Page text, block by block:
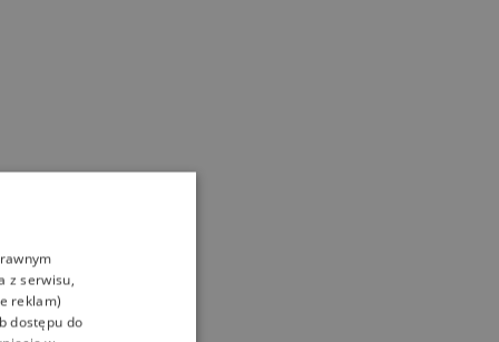
z serwisu,
reklam)
dostępu do